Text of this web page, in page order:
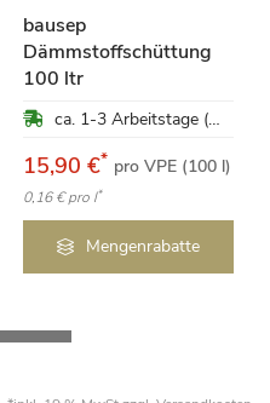
bausep
Dämmstoffschüttung
100 ltr
ca. 1-3 Arbeitstage (Mo-Fr)
15,90 €* pro VPE (100 l)
0,16 €pro l*
Mengenrabatte